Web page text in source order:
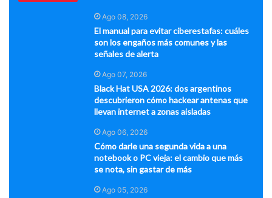
Ago 08, 2026
El manual para evitar ciberestafas: cuáles
son los engaños más comunes y las
señales de alerta
Ago 07, 2026
Black Hat USA 2026: dos argentinos
descubrieron cómo hackear antenas que
llevan internet a zonas aisladas
Ago 06, 2026
Cómo darle una segunda vida a una
notebook o PC vieja: el cambio que más
se nota, sin gastar de más
Ago 05, 2026